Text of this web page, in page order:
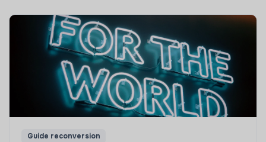
Guide reconversion